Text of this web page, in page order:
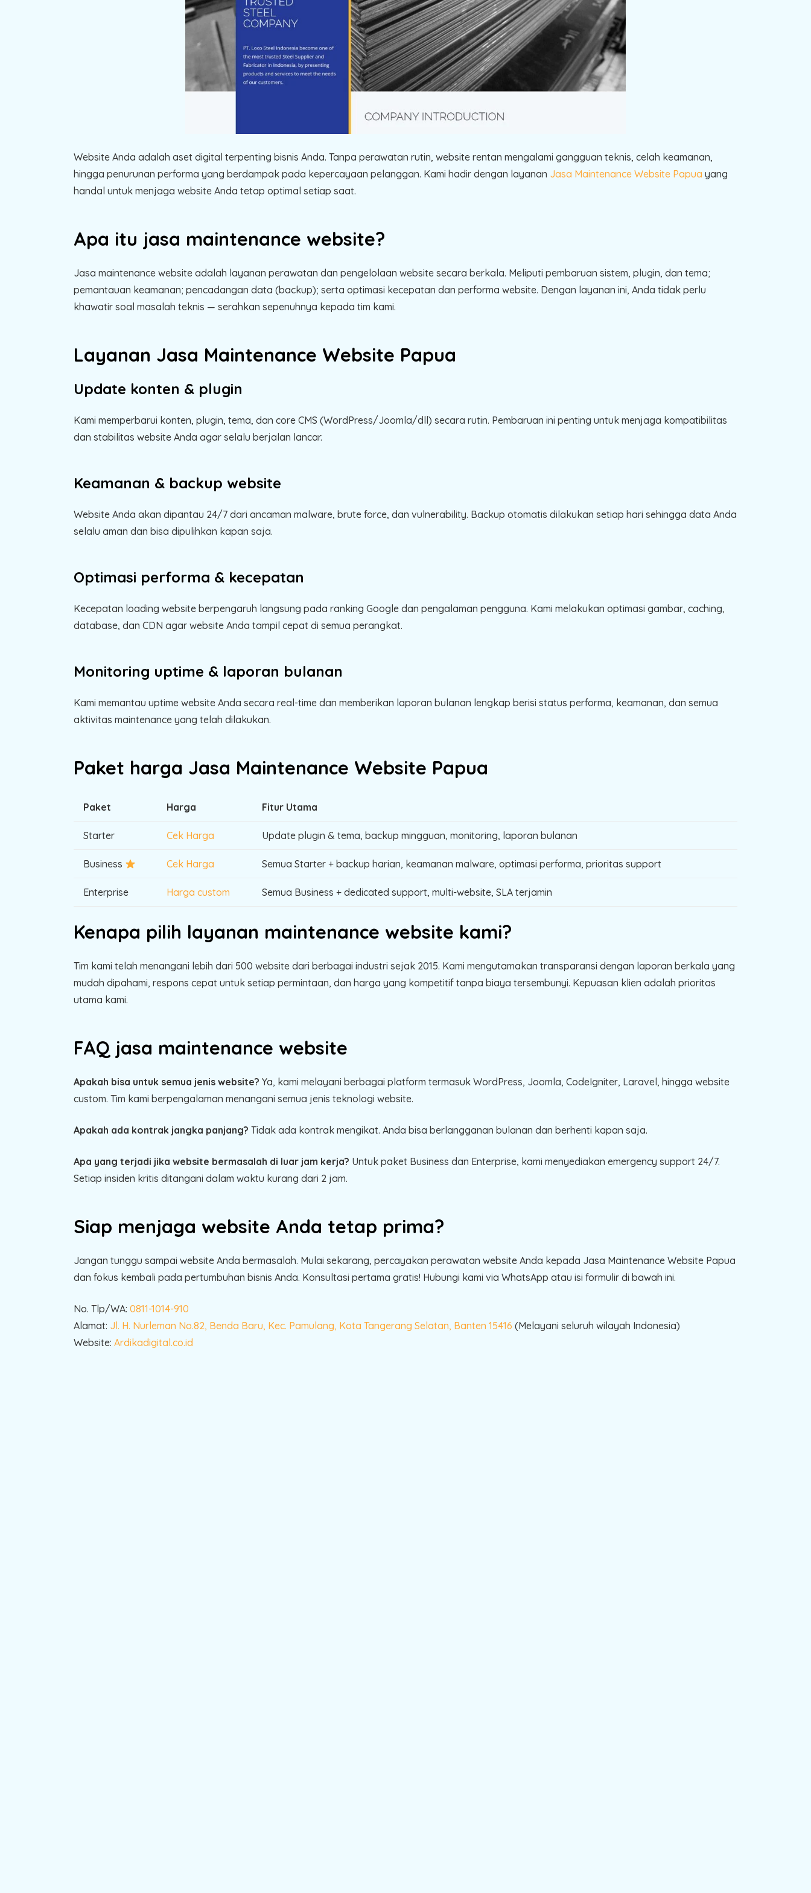
Website Anda adalah aset digital terpenting bisnis Anda. Tanpa perawatan rutin, website rentan mengalami gangguan teknis, celah keamanan,
hingga penurunan performa yang berdampak pada kepercayaan pelanggan. Kami hadir dengan layanan Jasa Maintenance Website Papua yang
handal untuk menjaga website Anda tetap optimal setiap saat.
Apa itu jasa maintenance website?
Jasa maintenance website adalah layanan perawatan dan pengelolaan website secara berkala. Meliputi pembaruan sistem, plugin, dan tema;
pemantauan keamanan; pencadangan data (backup); serta optimasi kecepatan dan performa website. Dengan layanan ini, Anda tidak perlu
khawatir soal masalah teknis — serahkan sepenuhnya kepada tim kami.
Layanan Jasa Maintenance Website Papua
Update konten & plugin
Kami memperbarui konten, plugin, tema, dan core CMS (WordPress/Joomla/dll) secara rutin. Pembaruan ini penting untuk menjaga kompatibilitas
dan stabilitas website Anda agar selalu berjalan lancar.
Keamanan & backup website
Website Anda akan dipantau 24/7 dari ancaman malware, brute force, dan vulnerability. Backup otomatis dilakukan setiap hari sehingga data Anda
selalu aman dan bisa dipulihkan kapan saja.
Optimasi performa & kecepatan
Kecepatan loading website berpengaruh langsung pada ranking Google dan pengalaman pengguna. Kami melakukan optimasi gambar, caching,
database, dan CDN agar website Anda tampil cepat di semua perangkat.
Monitoring uptime & laporan bulanan
Kami memantau uptime website Anda secara real-time dan memberikan laporan bulanan lengkap berisi status performa, keamanan, dan semua
aktivitas maintenance yang telah dilakukan.
Paket harga Jasa Maintenance Website Papua
Paket Harga Fitur Utama
Starter Cek Harga Update plugin & tema, backup mingguan, monitoring, laporan bulanan
Business Cek Harga Semua Starter + backup harian, keamanan malware, optimasi performa, prioritas support
Enterprise Harga custom Semua Business + dedicated support, multi-website, SLA terjamin
Kenapa pilih layanan maintenance website kami?
Tim kami telah menangani lebih dari 500 website dari berbagai industri sejak 2015. Kami mengutamakan transparansi dengan laporan berkala yang
mudah dipahami, respons cepat untuk setiap permintaan, dan harga yang kompetitif tanpa biaya tersembunyi. Kepuasan klien adalah prioritas
utama kami.
FAQ jasa maintenance website
Apakah bisa untuk semua jenis website? Ya, kami melayani berbagai platform termasuk WordPress, Joomla, CodeIgniter, Laravel, hingga website
custom. Tim kami berpengalaman menangani semua jenis teknologi website.
Apakah ada kontrak jangka panjang? Tidak ada kontrak mengikat. Anda bisa berlangganan bulanan dan berhenti kapan saja.
Apa yang terjadi jika website bermasalah di luar jam kerja? Untuk paket Business dan Enterprise, kami menyediakan emergency support 24/7.
Setiap insiden kritis ditangani dalam waktu kurang dari 2 jam.
Siap menjaga website Anda tetap prima?
Jangan tunggu sampai website Anda bermasalah. Mulai sekarang, percayakan perawatan website Anda kepada Jasa Maintenance Website Papua
dan fokus kembali pada pertumbuhan bisnis Anda. Konsultasi pertama gratis! Hubungi kami via WhatsApp atau isi formulir di bawah ini.
No. Tlp/WA: 0811-1014-910
Alamat: Jl. H. Nurleman No.82, Benda Baru, Kec. Pamulang, Kota Tangerang Selatan, Banten 15416 (Melayani seluruh wilayah Indonesia)
Website: Ardikadigital.co.id